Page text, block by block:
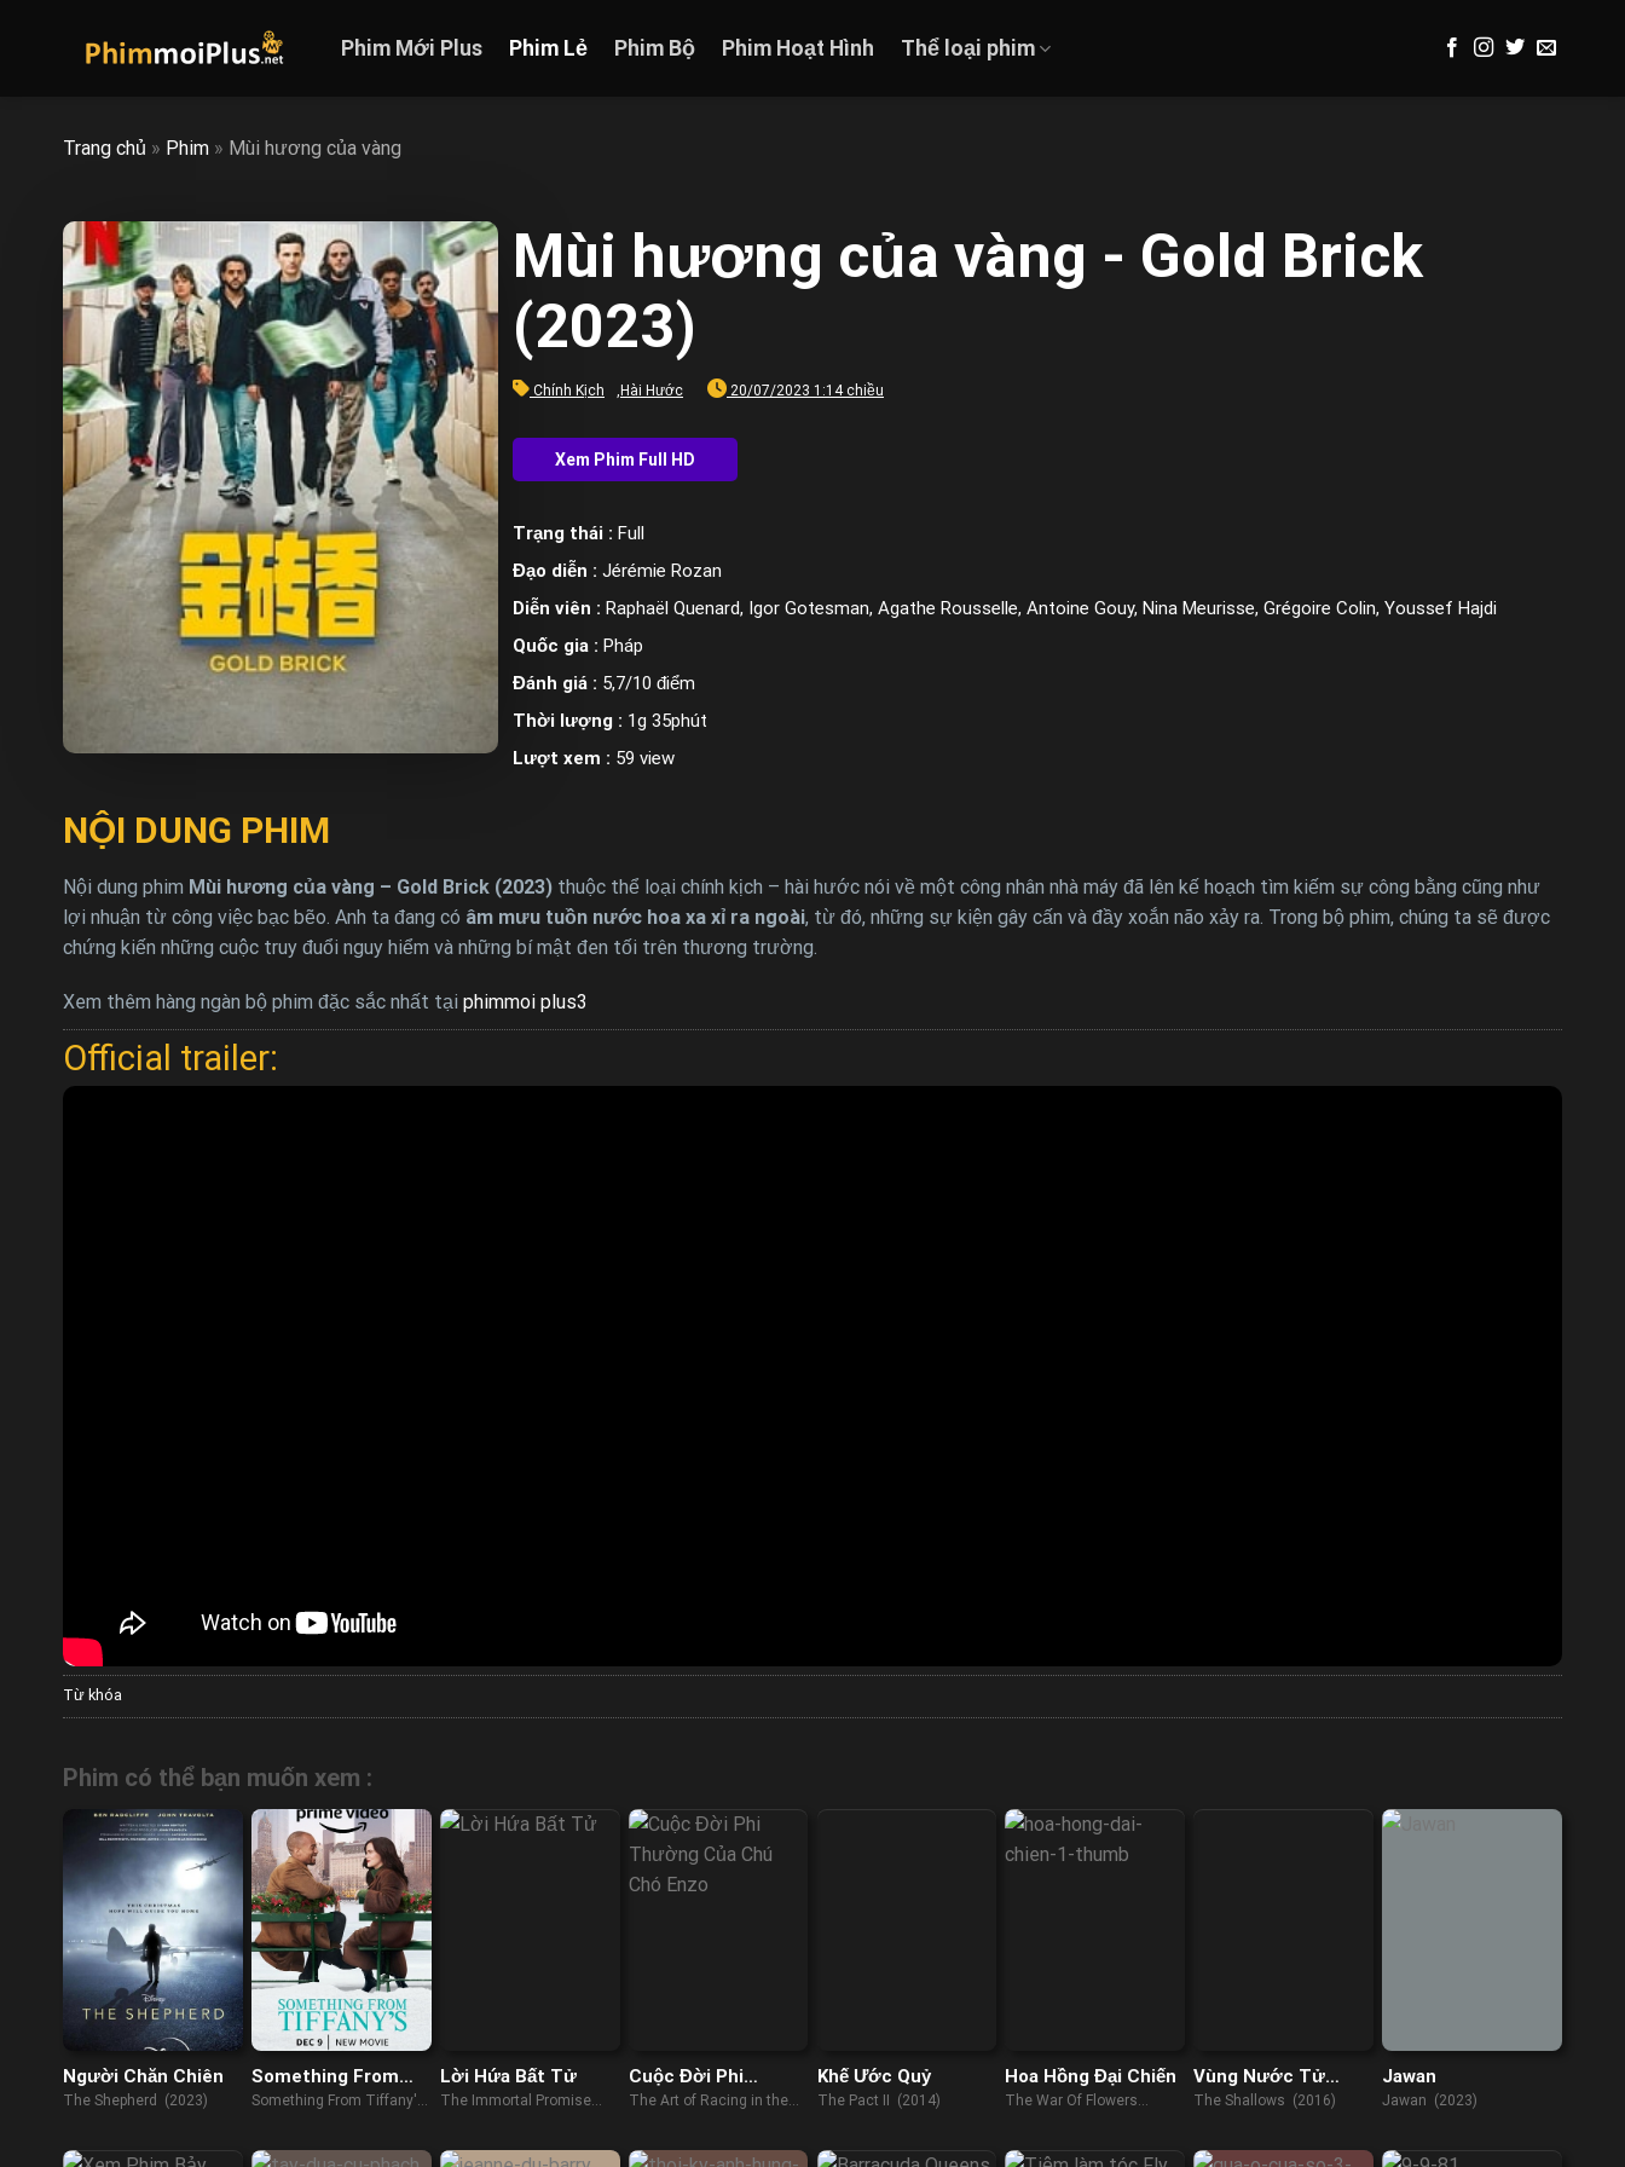
Phim Mới Plus Phim Lẻ Phim Bộ Phim Hoạt Hình Thể loại phim
Trang chủ » Phim » Mùi hương của vàng
Mùi hương của vàng - Gold Brick
(2023)
Chính Kịch Hài Hước 20/07/2023 1:14 chiều
Trạng thái : Full
Đạo diễn : Jérémie Rozan
Diễn viên : Raphaël Quenard, Igor Gotesman, Agathe Rousselle, Antoine Gouy, Nina Meurisse, Grégoire Colin, Youssef Hajdi
Quốc gia : Pháp
Đánh giá : 5,7/10 điểm
Thời lượng : 1g 35phút
Lượt xem : 59 view
NỘI DUNG PHIM
Nội dung phim Mùi hương của vàng – Gold Brick (2023) thuộc thể loại chính kịch – hài hước nói về một công nhân nhà máy đã lên kế hoạch tìm kiếm sự công bằng cũng như
lợi nhuận từ công việc bạc bẽo. Anh ta đang có âm mưu tuồn nước hoa xa xỉ ra ngoài, từ đó, những sự kiện gây cấn và đầy xoắn não xảy ra. Trong bộ phim, chúng ta sẽ được
chứng kiến những cuộc truy đuổi nguy hiểm và những bí mật đen tối trên thương trường.
Xem thêm hàng ngàn bộ phim đặc sắc nhất tại phimmoi plus3
Official trailer:
Từ khóa
Phim có thể bạn muốn xem :
Người Chăn Chiên
The Shepherd (2023)
Something From
Tiffany’s
Something From Tiffany's
Lời Hứa Bất Tử
The Immortal Promise
Cuộc Đời Phi
Thường Của Chú
The Art of Racing in the
Khế Ước Quỷ
The Pact II (2014)
Hoa Hồng Đại Chiến
The War Of Flowers
Vùng Nước Tử
Thần
The Shallows (2016)
Jawan
Jawan (2023)